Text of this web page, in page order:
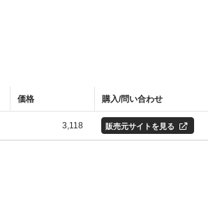
価格 購入/問い合わせ
3,118 販売元サイトを見る